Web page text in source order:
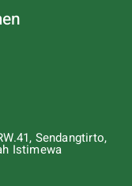
Sendangtirto,
Istimewa